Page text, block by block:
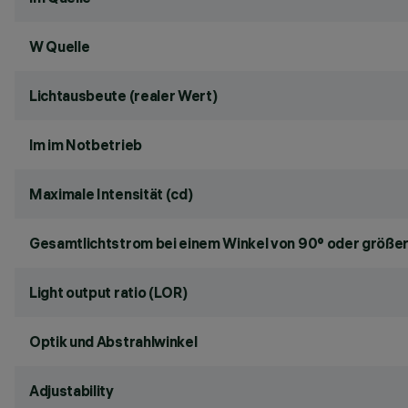
W Quelle
Lichtausbeute (realer Wert)
lm im Notbetrieb
Maximale Intensität (cd)
Gesamtlichtstrom bei einem Winkel von 90° oder
Light output ratio (LOR)
Optik und Abstrahlwinkel
Adjustability